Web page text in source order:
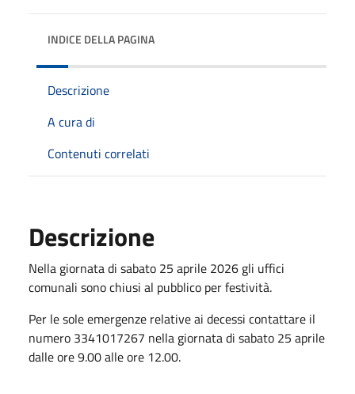
INDICE DELLA PAGINA
Descrizione
A cura di
Contenuti correlati
Descrizione
Nella giornata di sabato 25 aprile 2026 gli uffici
comunali sono chiusi al pubblico per festività.
Per le sole emergenze relative ai decessi contattare il
numero 3341017267 nella giornata di sabato 25 aprile
dalle ore 9.00 alle ore 12.00.